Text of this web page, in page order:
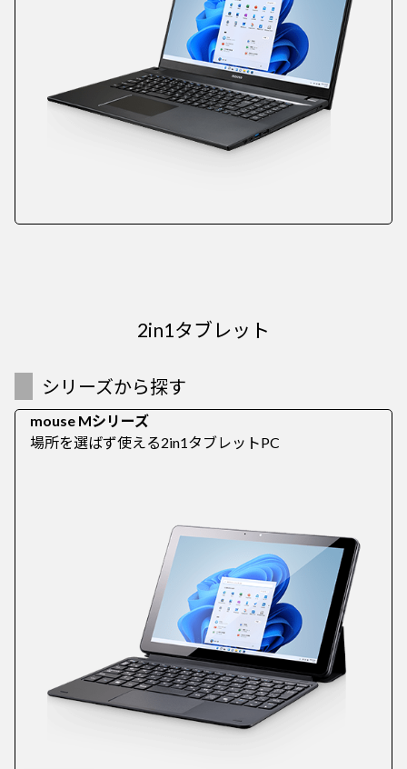
2in1タブレット
シリーズから探す
mouse Mシリーズ
場所を選ばず使える2in1タブレットPC